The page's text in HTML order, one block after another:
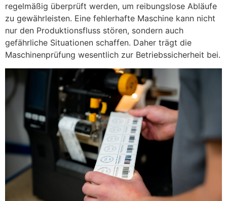
regelmäßig überprüft werden, um reibungslose Abläufe
zu gewährleisten. Eine fehlerhafte Maschine kann nicht
nur den Produktionsfluss stören, sondern auch
gefährliche Situationen schaffen. Daher trägt die
Maschinenprüfung wesentlich zur Betriebssicherheit bei.